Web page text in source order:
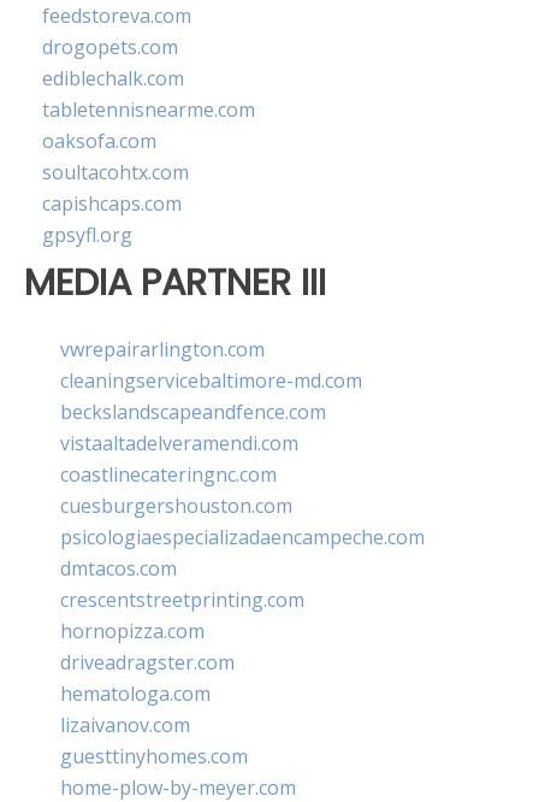
feedstoreva.com
drogopets.com
ediblechalk.com
tabletennisnearme.com
oaksofa.com
soultacohtx.com
capishcaps.com
gpsyfl.org
MEDIA PARTNER III
vwrepairarlington.com
cleaningservicebaltimore-md.com
beckslandscapeandfence.com
vistaaltadelveramendi.com
coastlinecateringnc.com
cuesburgershouston.com
psicologiaespecializadaencampeche.com
dmtacos.com
crescentstreetprinting.com
hornopizza.com
driveadragster.com
hematologa.com
lizaivanov.com
guesttinyhomes.com
home-plow-by-meyer.com